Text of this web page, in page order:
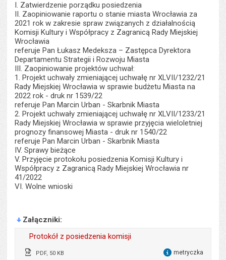
I. Zatwierdzenie porządku posiedzenia
II. Zaopiniowanie raportu o stanie miasta Wrocławia za
2021 rok w zakresie spraw związanych z działalnością
Komisji Kultury i Współpracy z Zagranicą Rady Miejskiej
Wrocławia
referuje Pan Łukasz Medeksza – Zastępca Dyrektora
Departamentu Strategii i Rozwoju Miasta
III. Zaopiniowanie projektów uchwał:
1. Projekt uchwały zmieniającej uchwałę nr XLVII/1232/21
Rady Miejskiej Wrocławia w sprawie budżetu Miasta na
2022 rok - druk nr 1539/22
referuje Pan Marcin Urban - Skarbnik Miasta
2. Projekt uchwały zmieniającej uchwałę nr XLVII/1233/21
Rady Miejskiej Wrocławia w sprawie przyjęcia wieloletniej
prognozy finansowej Miasta - druk nr 1540/22
referuje Pan Marcin Urban - Skarbnik Miasta
IV. Sprawy bieżące
V. Przyjęcie protokołu posiedzenia Komisji Kultury i
Współpracy z Zagranicą Rady Miejskiej Wrocławia nr
41/2022
VI. Wolne wnioski
Załączniki
Protokół z posiedzenia komisji
PDF, 50 KB metryczka